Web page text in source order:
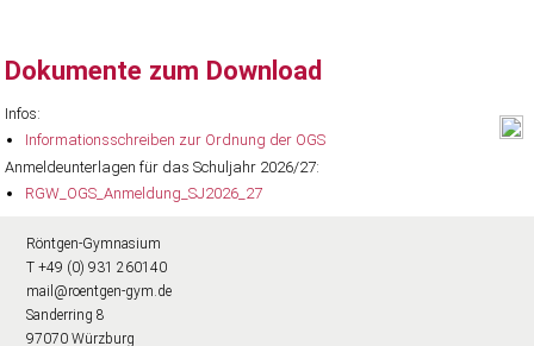
Dokumente zum Download
Infos:
Informationsschreiben zur Ordnung der OGS
Anmeldeunterlagen für das Schuljahr 2026/27:
RGW_OGS_Anmeldung_SJ2026_27
Röntgen-Gymnasium
T +49 (0) 931 260140
mail@roentgen-gym.de
Sanderring 8
97070 Würzburg